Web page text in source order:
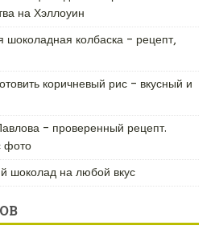
на Хэллоуин
колбаска – рецепт,
коричневый рис – вкусный и
– проверенный рецепт.
фото
шоколад на любой вкус